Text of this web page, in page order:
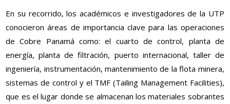
En su recorrido, los académicos e investigadores de la UTP
conocieron áreas de importancia clave para las operaciones
de Cobre Panamá como: el cuarto de control, planta de
energía, planta de filtración, puerto internacional, taller de
ingeniería, instrumentación, mantenimiento de la flota minera,
sistemas de control y el TMF (Tailing Management Facilities),
que es el lugar donde se almacenan los materiales sobrantes